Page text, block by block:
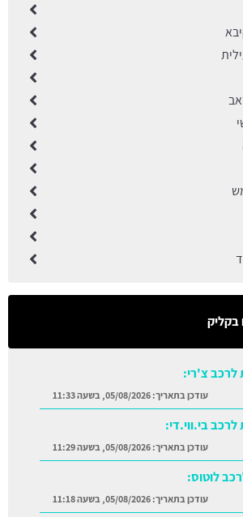
צ'רי:
בי.ווי.די:
עודכן בתאריך:05/08/2026, בשעה 11:29
לוטוס:
עודכן בתאריך:05/08/2026, בשעה 11:18
אקספנג:
עודכן בתאריך:05/08/2026, בשעה 11:06